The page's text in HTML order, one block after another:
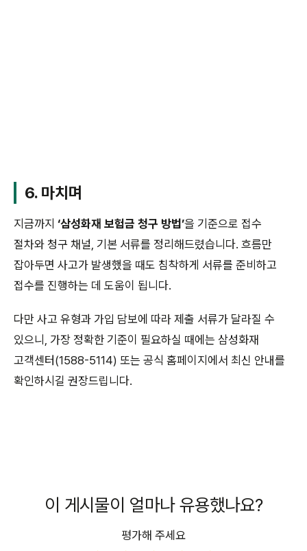
6. 마치며
지금까지 ‘삼성화재 보험금 청구 방법’을 기준으로 접수
절차와 청구 채널, 기본 서류를 정리해드렸습니다. 흐름만
잡아두면 사고가 발생했을 때도 침착하게 서류를 준비하고
접수를 진행하는 데 도움이 됩니다.
다만 사고 유형과 가입 담보에 따라 제출 서류가 달라질 수
있으니, 가장 정확한 기준이 필요하실 때에는 삼성화재
고객센터(1588-5114) 또는 공식 홈페이지에서 최신 안내를
확인하시길 권장드립니다.
이 게시물이 얼마나 유용했나요?
평가해 주세요